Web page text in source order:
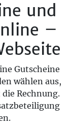
und
–
Gutscheine
wählen aus,
Rechnung.